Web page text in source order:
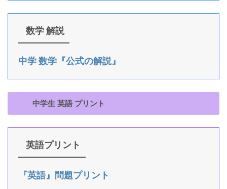
数学 解説
中学 数学『公式の解説』
中学生 英語 プリント
英語プリント
『英語』問題プリント